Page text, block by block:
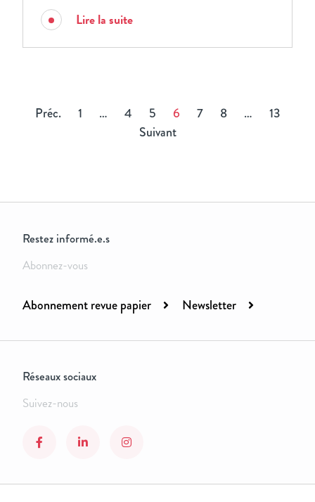
Lire la suite
Préc. 1 … 4 5 6 7 8 …
13
Suivant
Restez informé.e.s
Abonnez-vous
Abonnement revue papier Newsletter
Réseaux sociaux
Suivez-nous